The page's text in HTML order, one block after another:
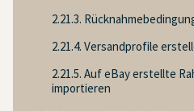
2.21.3.
2.21.4. Versandprofile
2.21.5. Auf eBay erstellte
importieren